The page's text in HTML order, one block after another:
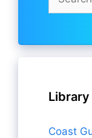
for:
Coast